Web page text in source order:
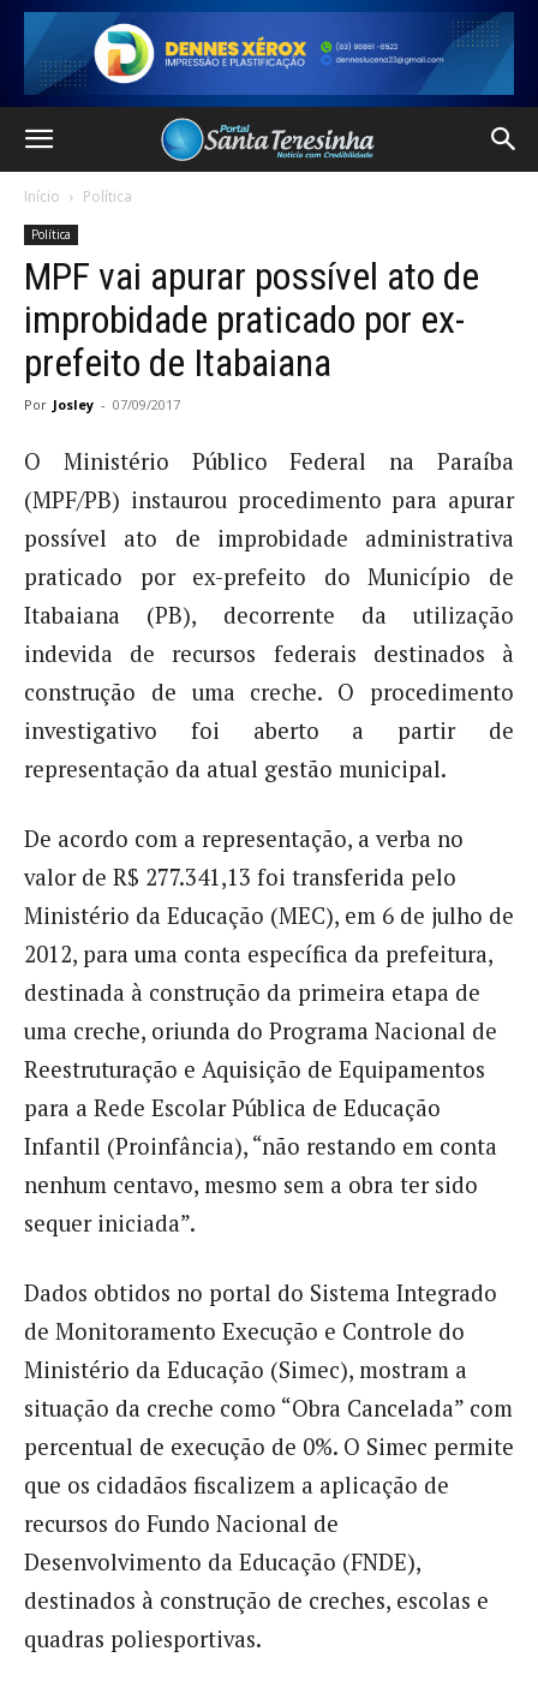
Início Política
Política
MPF vai apurar possível ato de
improbidade praticado por ex-
prefeito de Itabaiana
Por Josley - 07/09/2017
O Ministério Público Federal na Paraíba
(MPF/PB) instaurou procedimento para apurar
possível ato de improbidade administrativa
praticado por ex-prefeito do Município de
Itabaiana (PB), decorrente da utilização
indevida de recursos federais destinados à
construção de uma creche. O procedimento
investigativo foi aberto a partir de
representação da atual gestão municipal.
De acordo com a representação, a verba no
valor de R$ 277.341,13 foi transferida pelo
Ministério da Educação (MEC), em 6 de julho de
2012, para uma conta específica da prefeitura,
destinada à construção da primeira etapa de
uma creche, oriunda do Programa Nacional de
Reestruturação e Aquisição de Equipamentos
para a Rede Escolar Pública de Educação
Infantil (Proinfância), “não restando em conta
nenhum centavo, mesmo sem a obra ter sido
sequer iniciada”.
Dados obtidos no portal do Sistema Integrado
de Monitoramento Execução e Controle do
Ministério da Educação (Simec), mostram a
situação da creche como “Obra Cancelada” com
percentual de execução de 0%. O Simec permite
que os cidadãos fiscalizem a aplicação de
recursos do Fundo Nacional de
Desenvolvimento da Educação (FNDE),
destinados à construção de creches, escolas e
quadras poliesportivas.